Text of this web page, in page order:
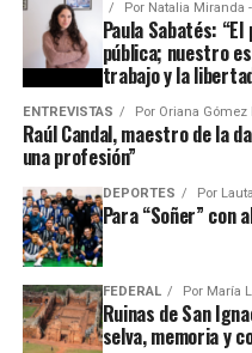
Por Natalia Miranda
Paula Sabatés:
pública; nuestro
trabajo y la
ENTREVISTAS Por Oriana Gómez
Raúl Candal, maestro de la
una profesión”
DEPORTES Por
Para “Soñer” con
FEDERAL Por María
Ruinas de San
selva, memoria y